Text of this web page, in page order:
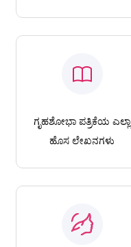
ಗೃಹಶೋಭಾ ಪತ್ರಿಕೆಯ ಎಲ್ಲಾ
ಹೊಸ ಲೇಖನಗಳು